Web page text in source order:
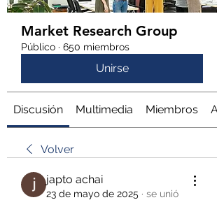
Market Research Group
Público · 650 miembros
Unirse
Discusión Multimedia Miembros
Volver
japto achai
23 de mayo de 2025 · se unió